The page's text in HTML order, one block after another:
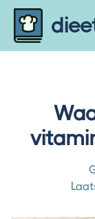
Skip to content